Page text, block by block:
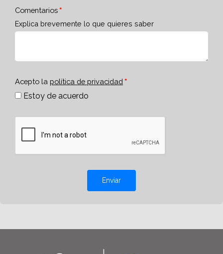
Comentarios
Explica brevemente lo que quieres saber
Acepto la política de privacidad
Estoy de acuerdo
Enviar